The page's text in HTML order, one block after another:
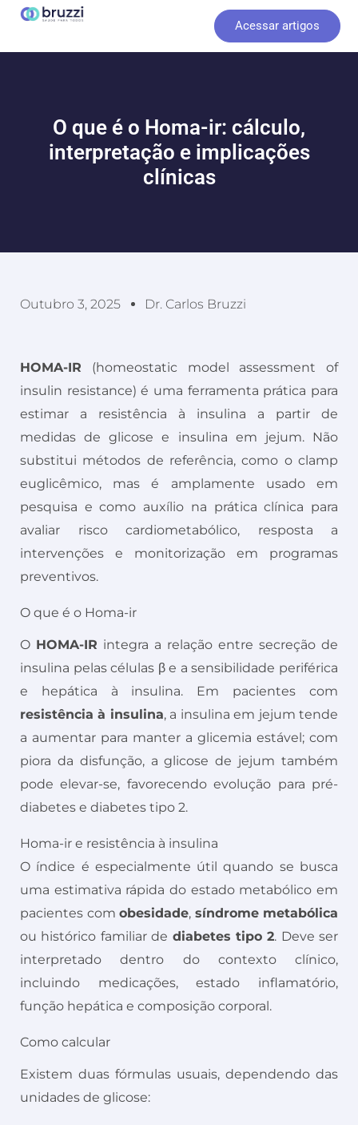
o
Acessar artigos
O que é o Homa-ir: cálculo,
interpretação e implicações
clínicas
Outubro 3, 2025 Dr. Carlos Bruzzi
HOMA-IR (homeostatic model assessment of
insulin resistance) é uma ferramenta prática para
estimar a resistência à insulina a partir de
medidas de glicose e insulina em jejum. Não
substitui métodos de referência, como o clamp
euglicêmico, mas é amplamente usado em
pesquisa e como auxílio na prática clínica para
avaliar risco cardiometabólico, resposta a
intervenções e monitorização em programas
preventivos.
O que é o Homa-ir
O HOMA-IR integra a relação entre secreção de
insulina pelas células β e a sensibilidade periférica
e hepática à insulina. Em pacientes com
resistência à insulina, a insulina em jejum tende
a aumentar para manter a glicemia estável; com
piora da disfunção, a glicose de jejum também
pode elevar-se, favorecendo evolução para pré-
diabetes e diabetes tipo 2.
Homa-ir e resistência à insulina
O índice é especialmente útil quando se busca
uma estimativa rápida do estado metabólico em
pacientes com obesidade, síndrome metabólica
ou histórico familiar de diabetes tipo 2. Deve ser
interpretado dentro do contexto clínico,
incluindo medicações, estado inflamatório,
função hepática e composição corporal.
Como calcular
Existem duas fórmulas usuais, dependendo das
unidades de glicose: